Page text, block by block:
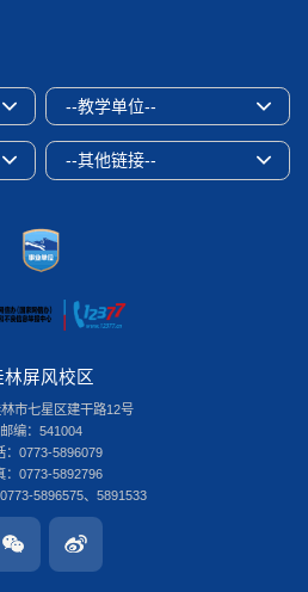
--教学单位--
--其他链接--
林屏风校区
市七星区建干路12号
邮编：541004
：0773-5896079
：0773-5892796
5896575、5891533
林雁山校区
市雁山区雁山街319号